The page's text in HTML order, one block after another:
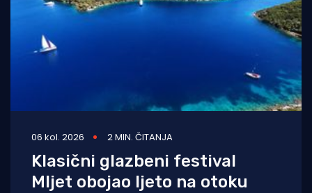
06 kol. 2026 2 MIN. ČITANJA
Klasični glazbeni festival
Mljet obojao ljeto na otoku